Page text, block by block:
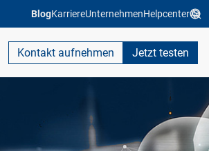
BlogKarriereUnternehmenHelpcenter
Kontakt aufnehmen Jetzt testen